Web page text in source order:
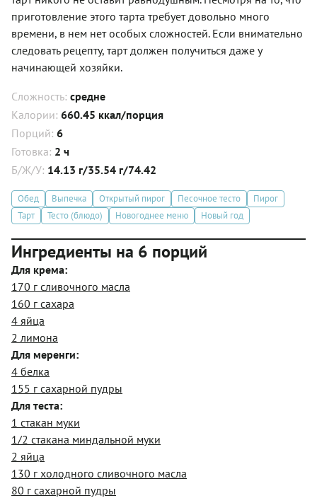
приготовление этого тарта требует довольно много
времени, в нем нет особых сложностей. Если внимательно
следовать рецепту, тарт должен получиться даже у
начинающей хозяйки.
Сложность: средне
Калории: 660.45 ккал/порция
Порций: 6
Готовка: 2 ч
Б/Ж/У: 14.13 г/35.54 г/74.42
Обед Выпечка Открытый пирог Песочное тесто
Пирог
Тарт
Тесто (блюдо) Новогоднее меню Новый год
Ингредиенты на 6 порций
Для крема:
170 г сливочного масла
160 г сахара
4 яйца
2 лимона
Для меренги:
4 белка
155 г сахарной пудры
Для теста:
1 стакан муки
1/2 стакана миндальной муки
2 яйца
130 г холодного сливочного масла
80 г сахарной пудры